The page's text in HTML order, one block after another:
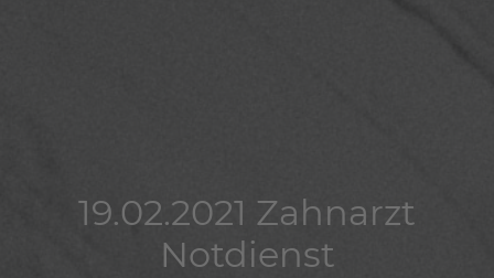
19.02.2021 Zahnarzt
Notdienst
19.02.2021 Zahnarzt
Notdienst
19.02.2021 Zahnarzt
Notdienst